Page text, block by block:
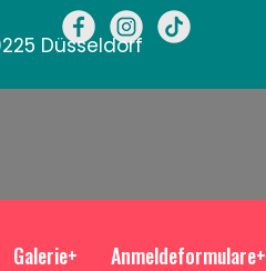
Düsseldorf
Galerie+ Anmeldeformulare+